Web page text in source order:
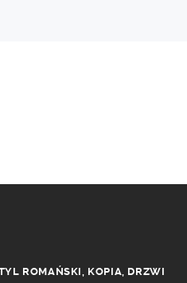
ROMAŃSKI, KOPIA, DRZWI